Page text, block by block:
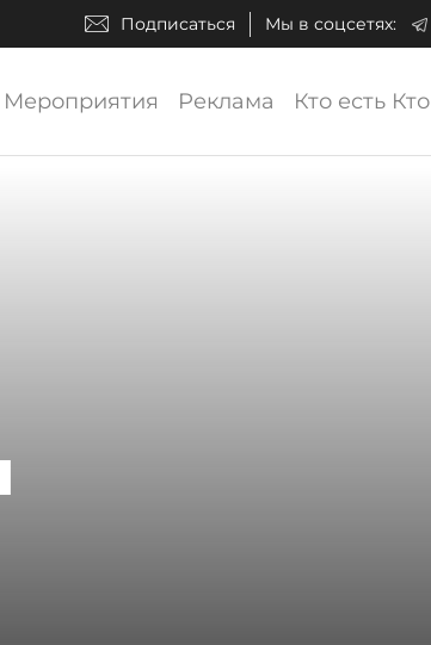
Подписаться Мы в соцсетях:
Мероприятия Реклама Кто есть Кто